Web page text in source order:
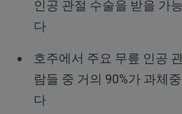
인공 관절 수술을 받을 가
다
호주에서 주요 무릎 인공
람들 중 거의 90%가 과체
다